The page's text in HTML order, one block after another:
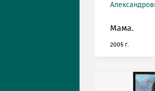
Мама.
2005 г.